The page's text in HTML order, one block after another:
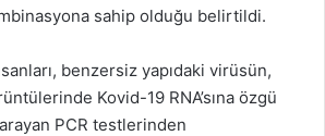
sahip olduğu belirtildi.
benzersiz yapıdaki virüsün,
Kovid-19 RNA’sına özgü
PCR testlerinden